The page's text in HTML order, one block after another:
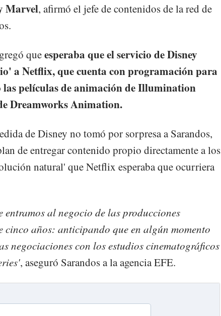
Marvel, afirmó el jefe de contenidos de la red de
queesperaba que el servicio de Disney
a Netflix, que cuenta con programación para
películas de animación de Illumination
Dreamworks Animation.
de Disney no tomó por sorpresa a Sarandos,
de entregar contenido propio directamente a los
natural' que Netflix esperaba que ocurriera
entramos al negocio de las producciones
cinco años: anticipando que en algún momento
negociaciones con los estudios cinematográficos
, aseguró Sarandos a la agencia EFE.